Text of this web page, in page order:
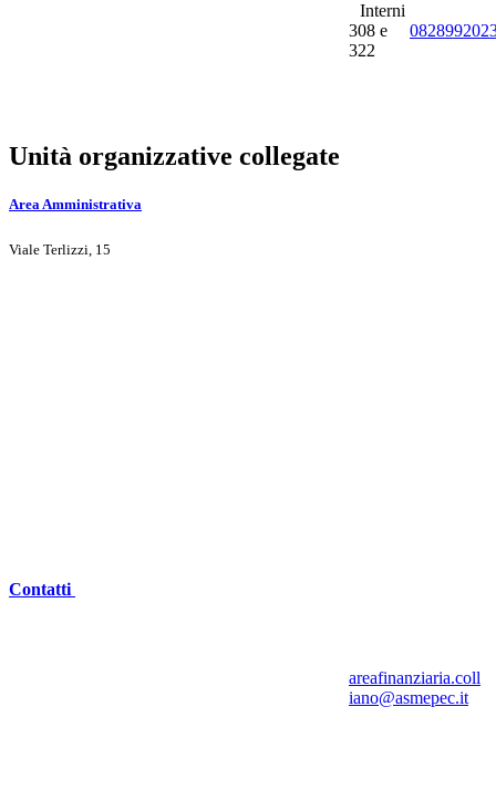
Interni
308 e
322
Unità organizzative collegate
Area Amministrativa
Viale Terlizzi, 15
Contatti
areafinanziaria.coll
iano@asmepec.it